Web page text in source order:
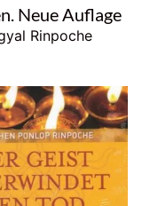
Neue Auflage
Rinpoche